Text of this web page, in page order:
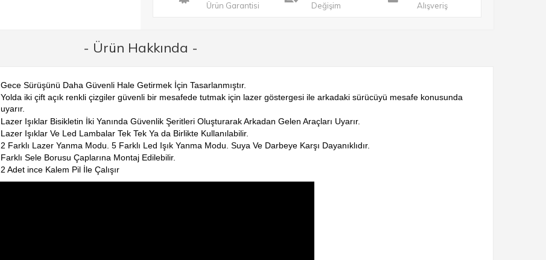
Ürün Garantisi
Değişim
Alışveriş
- Ürün Hakkında -
Gece Sürüşünü Daha Güvenli Hale Getirmek İçin Tasarlanmıştır.
Yolda iki çift açık renkli çizgiler güvenli bir mesafede tutmak için lazer göstergesi ile arkadaki sürücüyü mesafe konusunda
uyarır.
Lazer Işıklar Bisikletin İki Yanında Güvenlik Şeritleri Oluşturarak Arkadan Gelen Araçları Uyarır.
Lazer Işıklar Ve Led Lambalar Tek Tek Ya da Birlikte Kullanılabilir.
2 Farklı Lazer Yanma Modu. 5 Farklı Led Işık Yanma Modu. Suya Ve Darbeye Karşı Dayanıklıdır.
Farklı Sele Borusu Çaplarına Montaj Edilebilir.
2 Adet ince Kalem Pil İle Çalışır